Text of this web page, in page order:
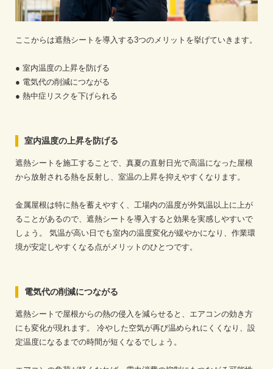
ここからは遮熱シートを導入する3つのメリットを挙げていきます。
● 室内温度の上昇を防げる
● 電気代の削減につながる
● 熱中症リスクを下げられる
室内温度の上昇を防げる
遮熱シートを施工することで、真夏の直射日光で高温になった屋根
から放射される熱を反射し、室温の上昇を抑えやすくなります。
金属屋根は特に熱を蓄えやすく、工場内の温度が外気温以上に上が
ることがあるので、遮熱シートを導入すると効果を実感しやすいで
しょう。
気温が高い日でも室内の温度変化が緩やかになり、作業環
境が安定しやすくなる点がメリットのひとつです。
電気代の削減につながる
遮熱シートで屋根からの熱の侵入を減らせると、エアコンの効き方
にも変化が現れます。
冷やした空気が再び温められにくくなり、設
定温度になるまでの時間が短くなるでしょう。